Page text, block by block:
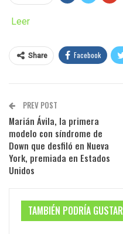
Leer
Share Facebook
PREV POST
Marián Ávila, la primera
modelo con síndrome de
Down que desfiló en Nueva
York, premiada en Estados
Unidos
TAMBIÉN PODRÍA